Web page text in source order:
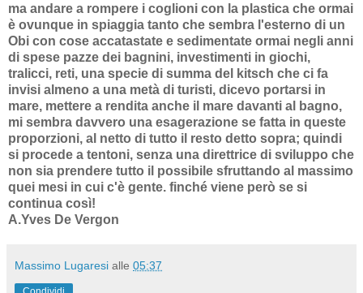
ma andare a rompere i coglioni con la plastica che ormai
è ovunque in spiaggia tanto che sembra l'esterno di un
Obi con cose accatastate e sedimentate ormai negli anni
di spese pazze dei bagnini, investimenti in giochi,
tralicci, reti, una specie di summa del kitsch che ci fa
invisi almeno a una metà di turisti, dicevo portarsi in
mare, mettere a rendita anche il mare davanti al bagno,
mi sembra davvero una esagerazione se fatta in queste
proporzioni, al netto di tutto il resto detto sopra; quindi
si procede a tentoni, senza una direttrice di sviluppo che
non sia prendere tutto il possibile sfruttando al massimo
quei mesi in cui c'è gente. finché viene però se si
continua così!
A.Yves De Vergon
Massimo Lugaresi alle 05:37